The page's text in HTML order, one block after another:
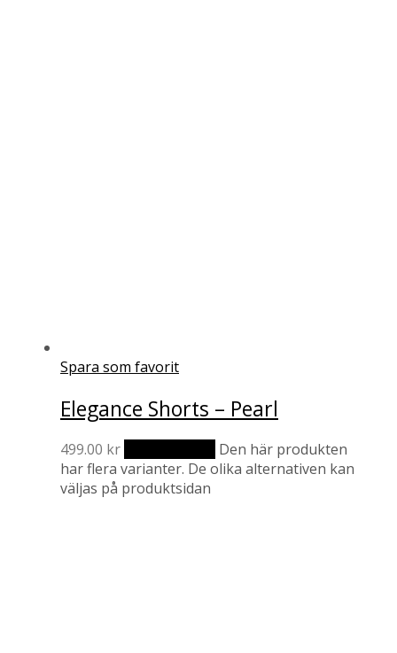
Spara som favorit
Elegance Shorts – Pearl
499.00 kr
Den här produkten
har flera varianter. De olika alternativen kan
väljas på produktsidan